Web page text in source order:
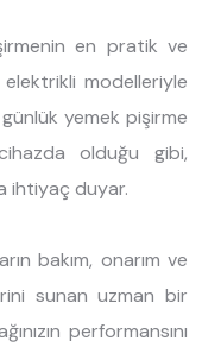
en pratik ve
modelleriyle
yemek pişirme
olduğu gibi,
ihtiyaç duyar.
bakım, onarım ve
sunan uzman bir
performansını